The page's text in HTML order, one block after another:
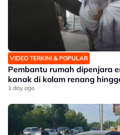
VIDEO TERKINI & POPULAR
Pembantu rumah dipenjara
kanak di kolam renang
1 day ago